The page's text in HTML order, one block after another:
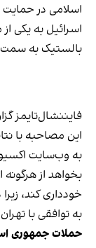
اسلامی در
اسرائیل به یکی
بالستیک به سمت
فایننشال‌تایمز
این مصاحبه با
به وب‌سایت
بخواهد از
خودداری کند،
به توافقی با
حملات جمهوری